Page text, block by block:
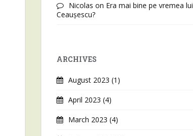
Nicolas on Era mai bine pe vremea lui
Ceaușescu?
ARCHIVES
August 2023 (1)
April 2023 (4)
March 2023 (4)